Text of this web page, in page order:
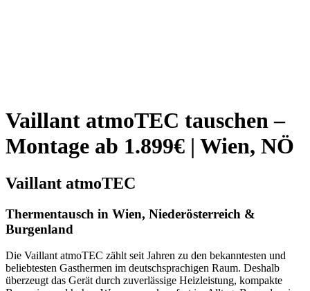
Vaillant atmoTEC tauschen –
Montage ab 1.899€ | Wien, NÖ
Vaillant atmoTEC
Thermentausch in Wien, Niederösterreich &
Burgenland
Die Vaillant atmoTEC zählt seit Jahren zu den bekanntesten und
beliebtesten Gasthermen im deutschsprachigen Raum. Deshalb
überzeugt das Gerät durch zuverlässige Heizleistung, kompakte